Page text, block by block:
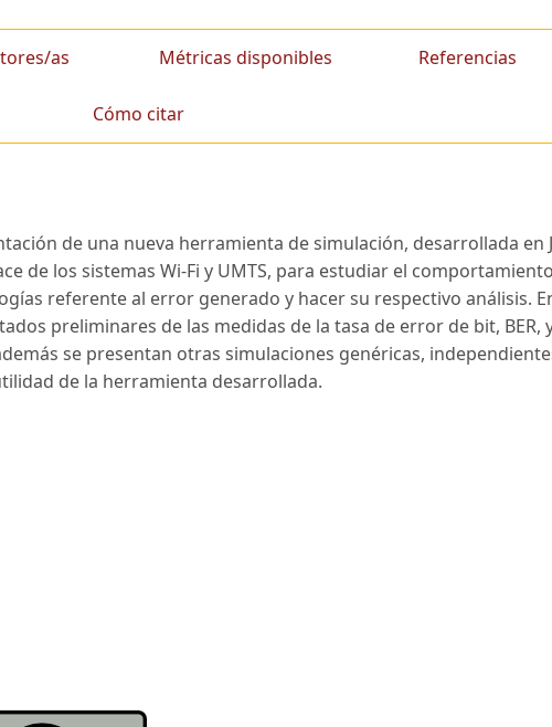
as Métricas disponibles Referencias
Cómo citar
de una nueva herramienta de simulación, desarrollada en
de los sistemas Wi-Fi y UMTS, para estudiar el comportamiento
referente al error generado y hacer su respectivo análisis.
preliminares de las medidas de la tasa de error de bit, BER,
se presentan otras simulaciones genéricas,
de la herramienta desarrollada.